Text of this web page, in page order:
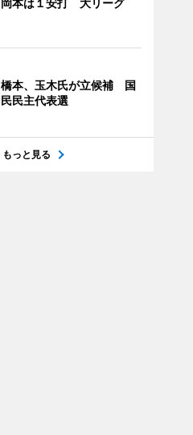
岡本は１安打 大リーグ
橋本、玉木氏が立候補 国
民民主代表選
もっと見る